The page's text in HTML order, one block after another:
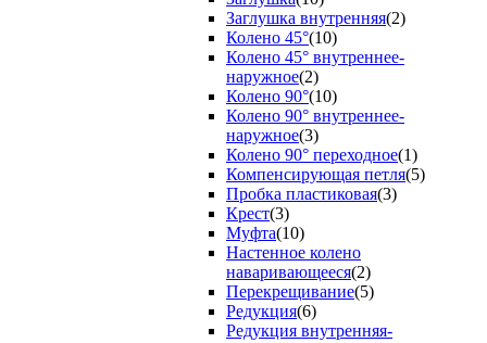
Заглушка внутренняя(2)
Колено 45°(10)
Колено 45° внутреннее-
наружное(2)
Колено 90°(10)
Колено 90° внутреннее-
наружное(3)
Колено 90° переходное(1)
Компенсирующая петля(5)
Пробка пластиковая(3)
Крест(3)
Муфта(10)
Настенное колено
наваривающееся(2)
Перекрещивание(5)
Редукция(6)
Редукция внутренняя-